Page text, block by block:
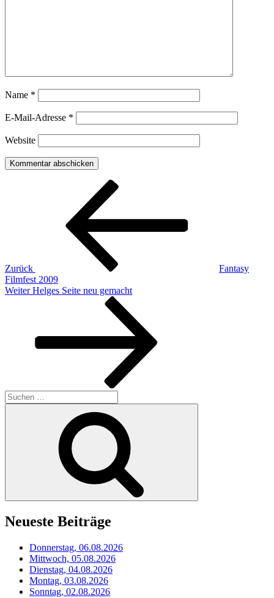
Name *
E-Mail-Adresse *
Website
Beitragsnavigation
Zurück
Fantasy
Filmfest 2009
Nächster
Weiter Helges Seite neu gemacht
Suchen
nach:
Neueste Beiträge
Donnerstag, 06.08.2026
Mittwoch, 05.08.2026
Dienstag, 04.08.2026
Montag, 03.08.2026
Sonntag, 02.08.2026